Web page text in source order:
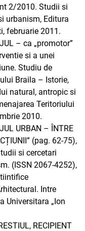
2/2010. Studii si
urbanism, Editura
februarie 2011.
– ca „promotor”
si a unei
Studiu de
Braila – Istorie,
natural, antropic si
Teritoriului
2010.
URBAN – ÎNTRE
(pag. 62-75),
si cercetari
(ISSN 2067-4252),
Intre
Universitara „Ion
RECIPIENT